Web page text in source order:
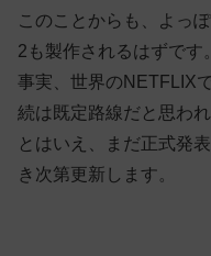
このことからも、よっ
2も製作されるはずです。
事実、世界のNETFLIX
続は既定路線だと思われ
とはいえ、まだ正式発
き次第更新します。